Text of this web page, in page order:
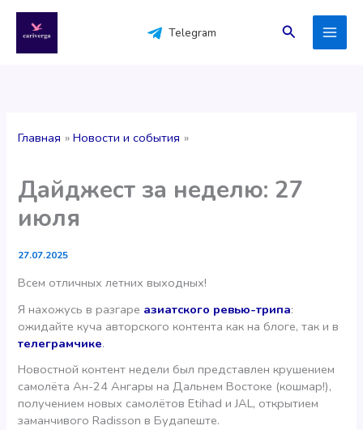
содержимому
Telegram Поиск
Главная Новости и события
Дайджест за неделю: 27
июля
27.07.2025
Всем отличных летних выходных!
Я нахожусь в разгаре азиатского ревью-трипа:
ожидайте куча авторского контента как на блоге, так и в
телеграмчике.
Новостной контент недели был представлен крушением
самолёта Ан-24 Ангары на Дальнем Востоке (кошмар!),
получением новых самолётов Etihad и JAL, открытием
заманчивого Radisson в Будапеште.